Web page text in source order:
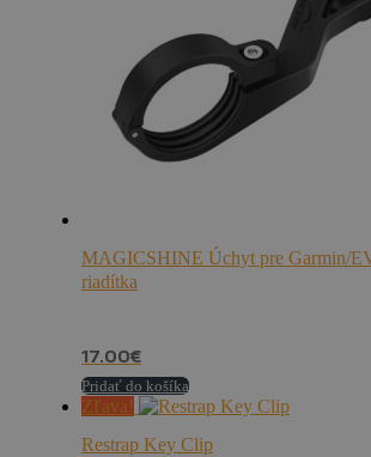
MAGICSHINE Úchyt pre Garmin/
riadítka
17.00€
Pridať do košíka
Zľava!
Restrap Key Clip